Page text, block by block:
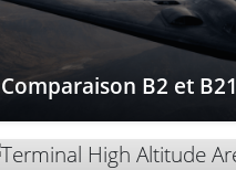
Comparaison B2 et B21